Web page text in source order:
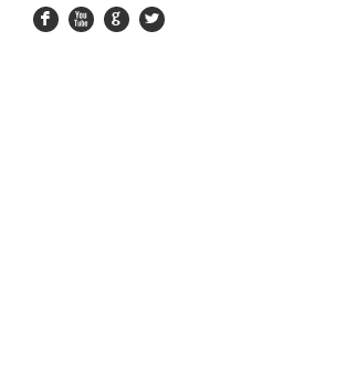
F X G L